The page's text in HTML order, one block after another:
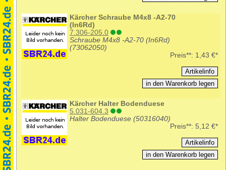
Kärcher Schraube M4x8 -A2-70
(In6Rd)
7.306-205.0
Schraube M4x8 -A2-70 (In6Rd)
(73062050)
Preis**: 1,43 €*
Kärcher Halter Bodenduese
5.031-604.3
Halter Bodenduese (50316040)
Preis**: 5,12 €*